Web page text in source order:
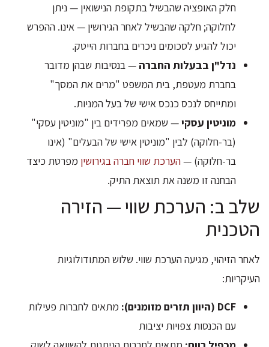
חלק האופציה שהבשיל בתקופת הנישואין — ניתן
לחלוקה; חלקה שהבשיל לאחר הגירושין — אינו. ההפרש
יכול להגיע לסכומים ניכרים בחברות הייטק.
נדל"ן בבעלות החברה — בנסיבות שבהן מדובר
בחברת מעטפת, בית המשפט "מרים את המסך"
ומתייחס לנכס כנכס אישי של בעל המניות.
מוניטין עסקי— שמאים מפרידים בין "מוניטין עסקי"
(בר-חלוקה) לבין "מוניטין אישי של הבעלים" (אינו
בר-חלוקה) —הערכת שווי חברה בגירושין מפרטת כיצד
הבחנה זו משנה את תוצאת התיק.
שלב ב: הערכת שווי — הזירה
הטכנית
לאחר הזיהוי, מגיעה הערכת שווי. שלוש המתודולוגיות
העיקריות:
DCF (היוון תזרים מזומנים):
מתאים לחברות פעילות
עם הכנסות צפויות יציבות